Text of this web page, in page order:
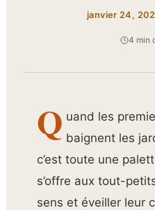
janvier 24,
4 min
Q uand les
baignent les
c’est toute une
s’offre aux tout-
sens et éveiller leur